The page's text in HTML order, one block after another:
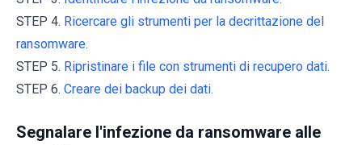
STEP 4. Ricercare gli strumenti per la decrittazione del
ransomware.
STEP 5. Ripristinare i file con strumenti di recupero dati.
STEP 6. Creare dei backup dei dati.
Segnalare l'infezione da ransomware alle